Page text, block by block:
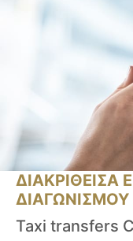
ΔΙΑΚΡΙΘΕΙΣΑ
ΔΙΑΓΩΝΙΣΜΟΥ
Taxi transfers